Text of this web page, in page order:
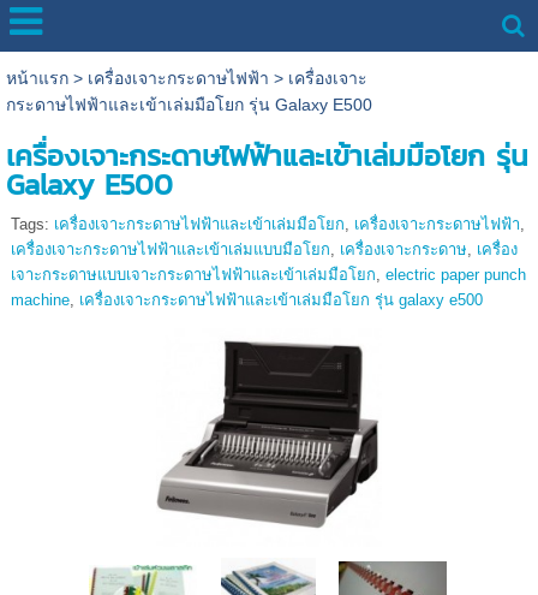
หน้าแรก> เครื่องเจาะกระดาษไฟฟ้า > เครื่องเจาะ
กระดาษไฟฟ้าและเข้าเล่มมือโยก รุ่น Galaxy E500
เครื่องเจาะกระดาษไฟฟ้าและเข้าเล่มมือโยก รุ่น
Galaxy E500
Tags: เครื่องเจาะกระดาษไฟฟ้าและเข้าเล่มมือโยก, เครื่องเจาะกระดาษไฟฟ้า,
เครื่องเจาะกระดาษไฟฟ้าและเข้าเล่มแบบมือโยก, เครื่องเจาะกระดาษ, เครื่อง
เจาะกระดาษแบบเจาะกระดาษไฟฟ้าและเข้าเล่มมือโยก, electric paper punch
machine, เครื่องเจาะกระดาษไฟฟ้าและเข้าเล่มมือโยก รุ่น galaxy e500